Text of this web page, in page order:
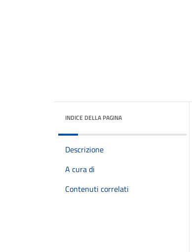
INDICE DELLA PAGINA
Descrizione
A cura di
Contenuti correlati